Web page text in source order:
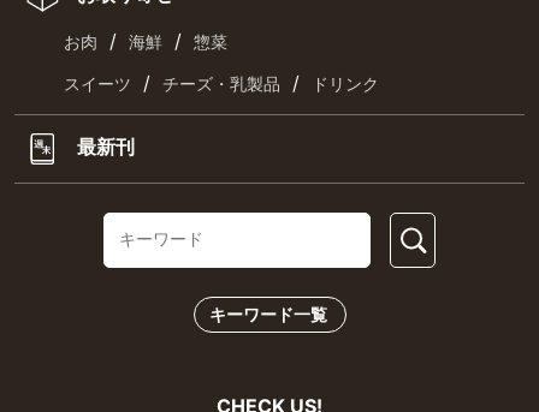
お肉 / 海鮮 / 惣菜
スイーツ / チーズ・乳製品 / ドリンク
最新刊
キーワード一覧
CHECK US!